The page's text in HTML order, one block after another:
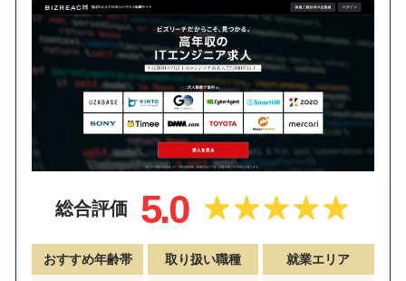
総合評価 5.0
おすすめ年齢帯 取り扱い職種 就業エリア